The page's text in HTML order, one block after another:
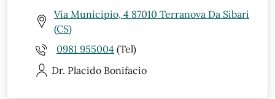
Via Municipio, 4 87010 Terranova Da Sibari
(CS)
0981 955004 (Tel)
Dr. Placido Bonifacio